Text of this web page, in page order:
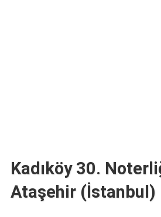
Kadıköy 30.
Ataşehir (İstanbul)